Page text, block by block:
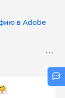
в Adobe